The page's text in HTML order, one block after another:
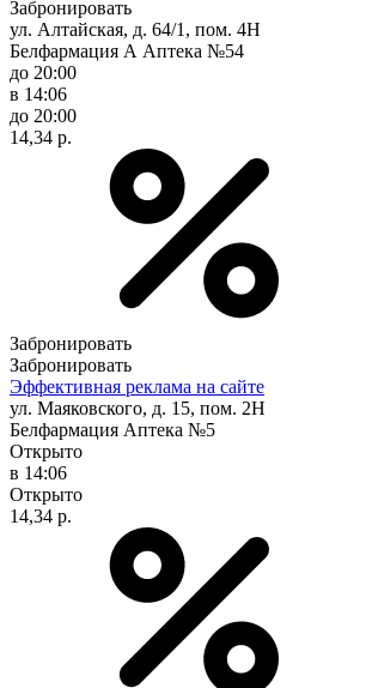
Забронировать
ул. Алтайская, д. 64/1, пом. 4Н
Белфармация А Аптека №54
до 20:00
в 14:06
до 20:00
14,34 р.
Забронировать
Забронировать
Эффективная реклама на сайте
ул. Маяковского, д. 15, пом. 2Н
Белфармация Аптека №5
Открыто
в 14:06
Открыто
14,34 р.